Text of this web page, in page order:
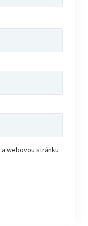
webovou stránku